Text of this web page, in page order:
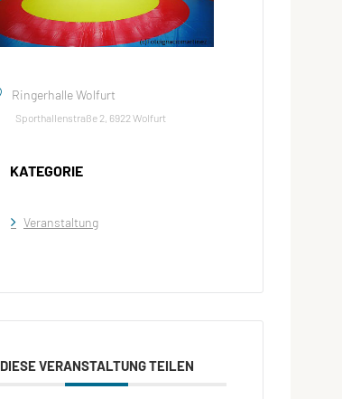
Ringerhalle Wolfurt
Sporthallenstraße 2, 6922 Wolfurt
KATEGORIE
Veranstaltung
DIESE VERANSTALTUNG TEILEN